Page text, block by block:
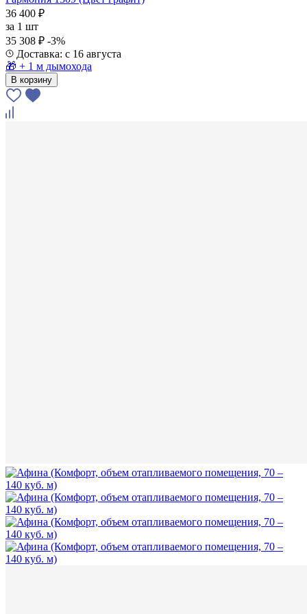
36 400 ₽
за 1 шт
35 308 ₽ -3%
Доставка: с 16 августа
🎁 + 1 м дымохода
В корзину